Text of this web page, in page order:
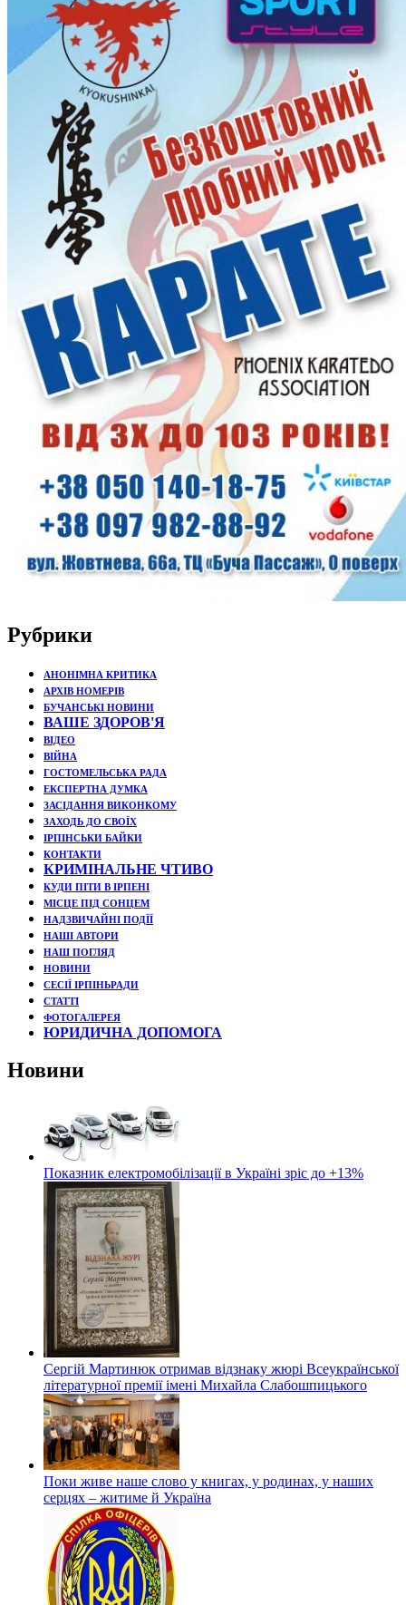
Рубрики
АНОНІМНА КРИТИКА
АРХІВ НОМЕРІВ
БУЧАНСЬКІ НОВИНИ
ВАШЕ ЗДОРОВ'Я
ВІДЕО
ВІЙНА
ГОСТОМЕЛЬСЬКА РАДА
ЕКСПЕРТНА ДУМКА
ЗАСІДАННЯ ВИКОНКОМУ
ЗАХОДЬ ДО СВОЇХ
ІРПІНСЬКИ БАЙКИ
КОНТАКТИ
КРИМІНАЛЬНЕ ЧТИВО
КУДИ ПІТИ В ІРПЕНІ
МІСЦЕ ПІД СОНЦЕМ
НАДЗВИЧАЙНІ ПОДЇЇ
НАШІ АВТОРИ
НАШ ПОГЛЯД
НОВИНИ
СЕСІЇ ІРПІНЬРАДИ
СТАТТІ
ФОТОГАЛЕРЕЯ
ЮРИДИЧНА ДОПОМОГА
Новини
Показник електромобілізації в Україні зріс до +13%
Сергій Мартинюк отримав відзнаку жюрі Всеукраїнської
літературної премії імені Михайла Слабошпицького
Поки живе наше слово у книгах, у родинах, у наших
серцях – житиме й Україна